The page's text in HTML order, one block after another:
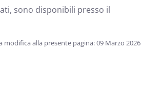
sono disponibili presso il
modifica alla presente pagina: 09 Marzo 2026